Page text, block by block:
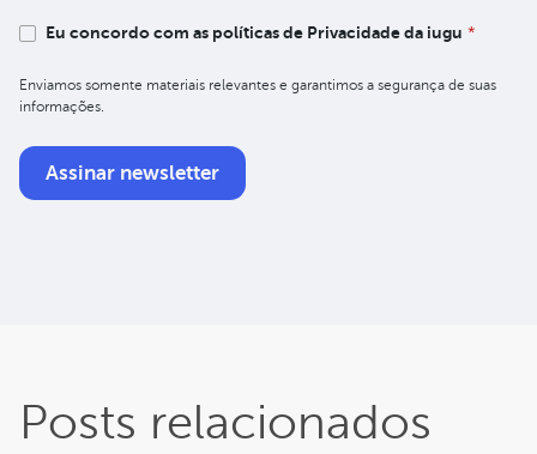
Eu concordo com as políticas de Privacidade da iugu *
Enviamos somente materiais relevantes e garantimos a segurança de suas
informações.
Posts relacionados